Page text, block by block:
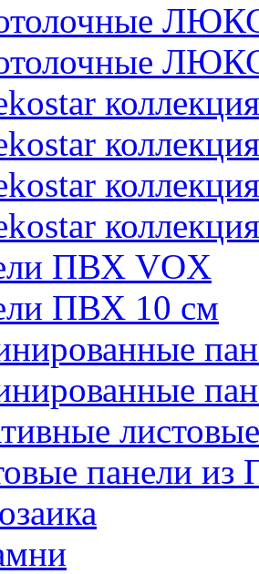
ПВХ VOX
ПВХ 10 см
панели из